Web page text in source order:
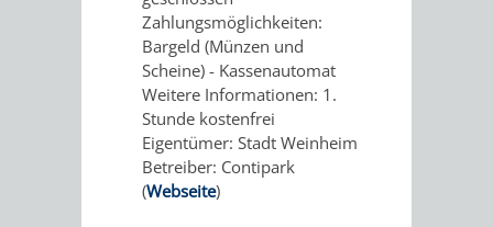
BEEINTRÄCHTIGUNGEN
WEINHEIMER
Zahlungsmöglichkeiten:
Bargeld (Münzen und
Scheine) - Kassenautomat
Weitere Informationen: 1.
Stunde kostenfrei
Eigentümer: Stadt Weinheim
Betreiber: Contipark
(Webseite)